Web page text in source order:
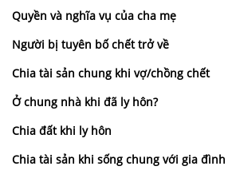
Quyền và nghĩa vụ của cha mẹ
Người bị tuyên bố chết trở về
Chia tài sản chung khi vợ/chồng chết
Ở chung nhà khi đã ly hôn?
Chia đất khi ly hôn
Chia tài sản khi sống chung với gia đình